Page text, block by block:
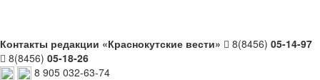
Контакты редакции «Краснокутские вести» 8(8456) 05-14-97
8(8456) 05-18-26
8 905 032-63-74